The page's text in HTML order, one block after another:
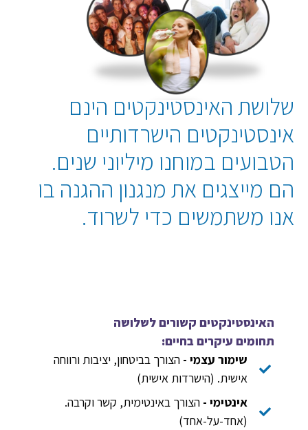
שלושת האינסטינקטים הינם
אינסטינקטים הישרדותיים
הטבועים במוחנו מיליוני שנים.
הם מייצגים את מנגנון ההגנה בו
אנו משתמשים כדי לשרוד.
האינסטינקטים קשורים לשלושה
תחומים עיקרים בחיים:
שימור עצמי - הצורך בביטחון, יציבות ורווחה
אישית. (הישרדות אישית)
אינטימי - הצורך באינטימית, קשר וקרבה.
(אחד-על-אחד)